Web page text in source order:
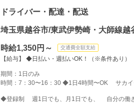
ドライバー・配達・配送
埼玉県越谷市/東武伊勢崎・大師線越
時給1,350円～ 交通費全額支給
【給与】 ◆日払い・週払いOK！（※条件あり
期間：1日のみ
時間：7：30〜16：30 ◆1日4時間〜OK サカ
◆登録制 週1日でも、月1日でも、 自分の働